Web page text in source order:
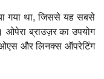
गया था, जिससे यह सबसे
ब्राउज़र का उपयोग
और लिनक्स ऑपरेटिंग